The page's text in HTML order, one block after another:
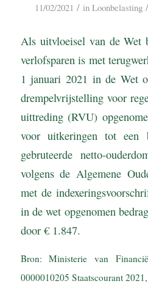
11/02/2021 / inLoonbelasting /
Als uitvloeisel van de Wet
verlofsparen is met
1 januari 2021 in de Wet
drempelvrijstelling voor
uittreding (RVU)
voor uitkeringen tot een
gebruteerde netto-
volgens de Algemene
met de
in de wet opgenomen
door € 1.847.
Bron: Ministerie van
0000010205 Staatscourant